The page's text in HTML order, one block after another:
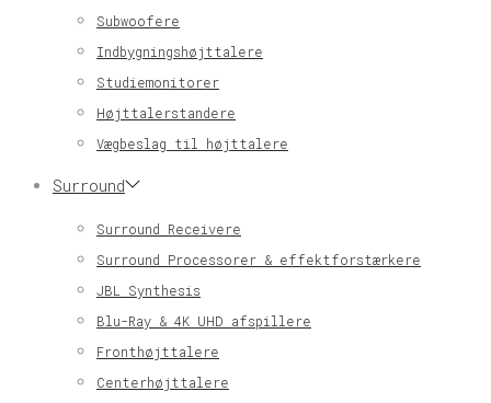
Subwoofere
Indbygningshøjttalere
Studiemonitorer
Højttalerstandere
Vægbeslag til højttalere
Surround
Surround Receivere
Surround Processorer & effektforstærkere
JBL Synthesis
Blu-Ray & 4K UHD afspillere
Fronthøjttalere
Centerhøjttalere